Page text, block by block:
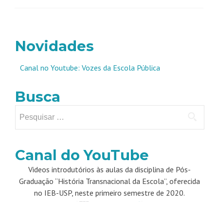
Novidades
Canal no Youtube: Vozes da Escola Pública
Busca
por:
Canal do YouTube
Videos introdutórios às aulas da disciplina de Pós-
Graduação “História Transnacional da Escola”, oferecida
no IEB-USP, neste primeiro semestre de 2020.